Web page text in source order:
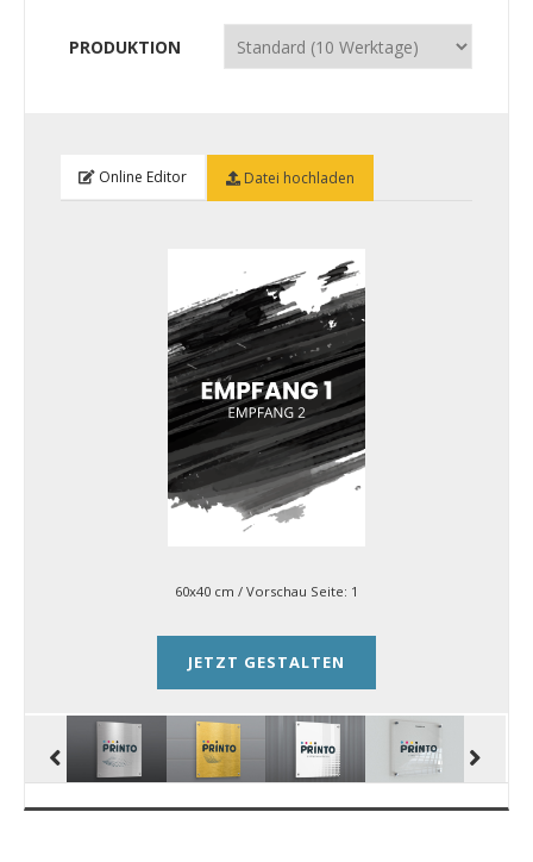
PRODUKTION
Online Editor Datei hochladen
60x40 cm / Vorschau Seite: 1
JETZT GESTALTEN